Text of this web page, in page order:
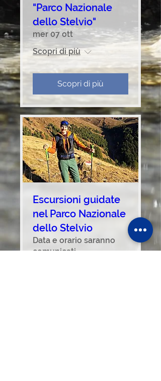
"Parco Nazionale
dello Stelvio"
mer 07 ott
Scopri di più
Scopri di più
Escursioni guidate
nel Parco Nazionale
dello Stelvio
Data e orario saranno
comunicati.